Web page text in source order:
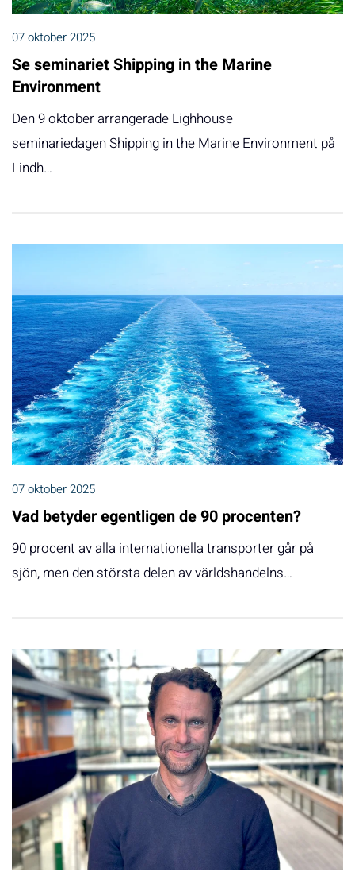
07 oktober 2025
Se seminariet Shipping in the Marine
Environment
Den 9 oktober arrangerade Lighhouse
seminariedagen Shipping in the Marine Environment på
Lindh…
07 oktober 2025
Vad betyder egentligen de 90 procenten?
90 procent av alla internationella transporter går på
sjön, men den största delen av världshandelns…